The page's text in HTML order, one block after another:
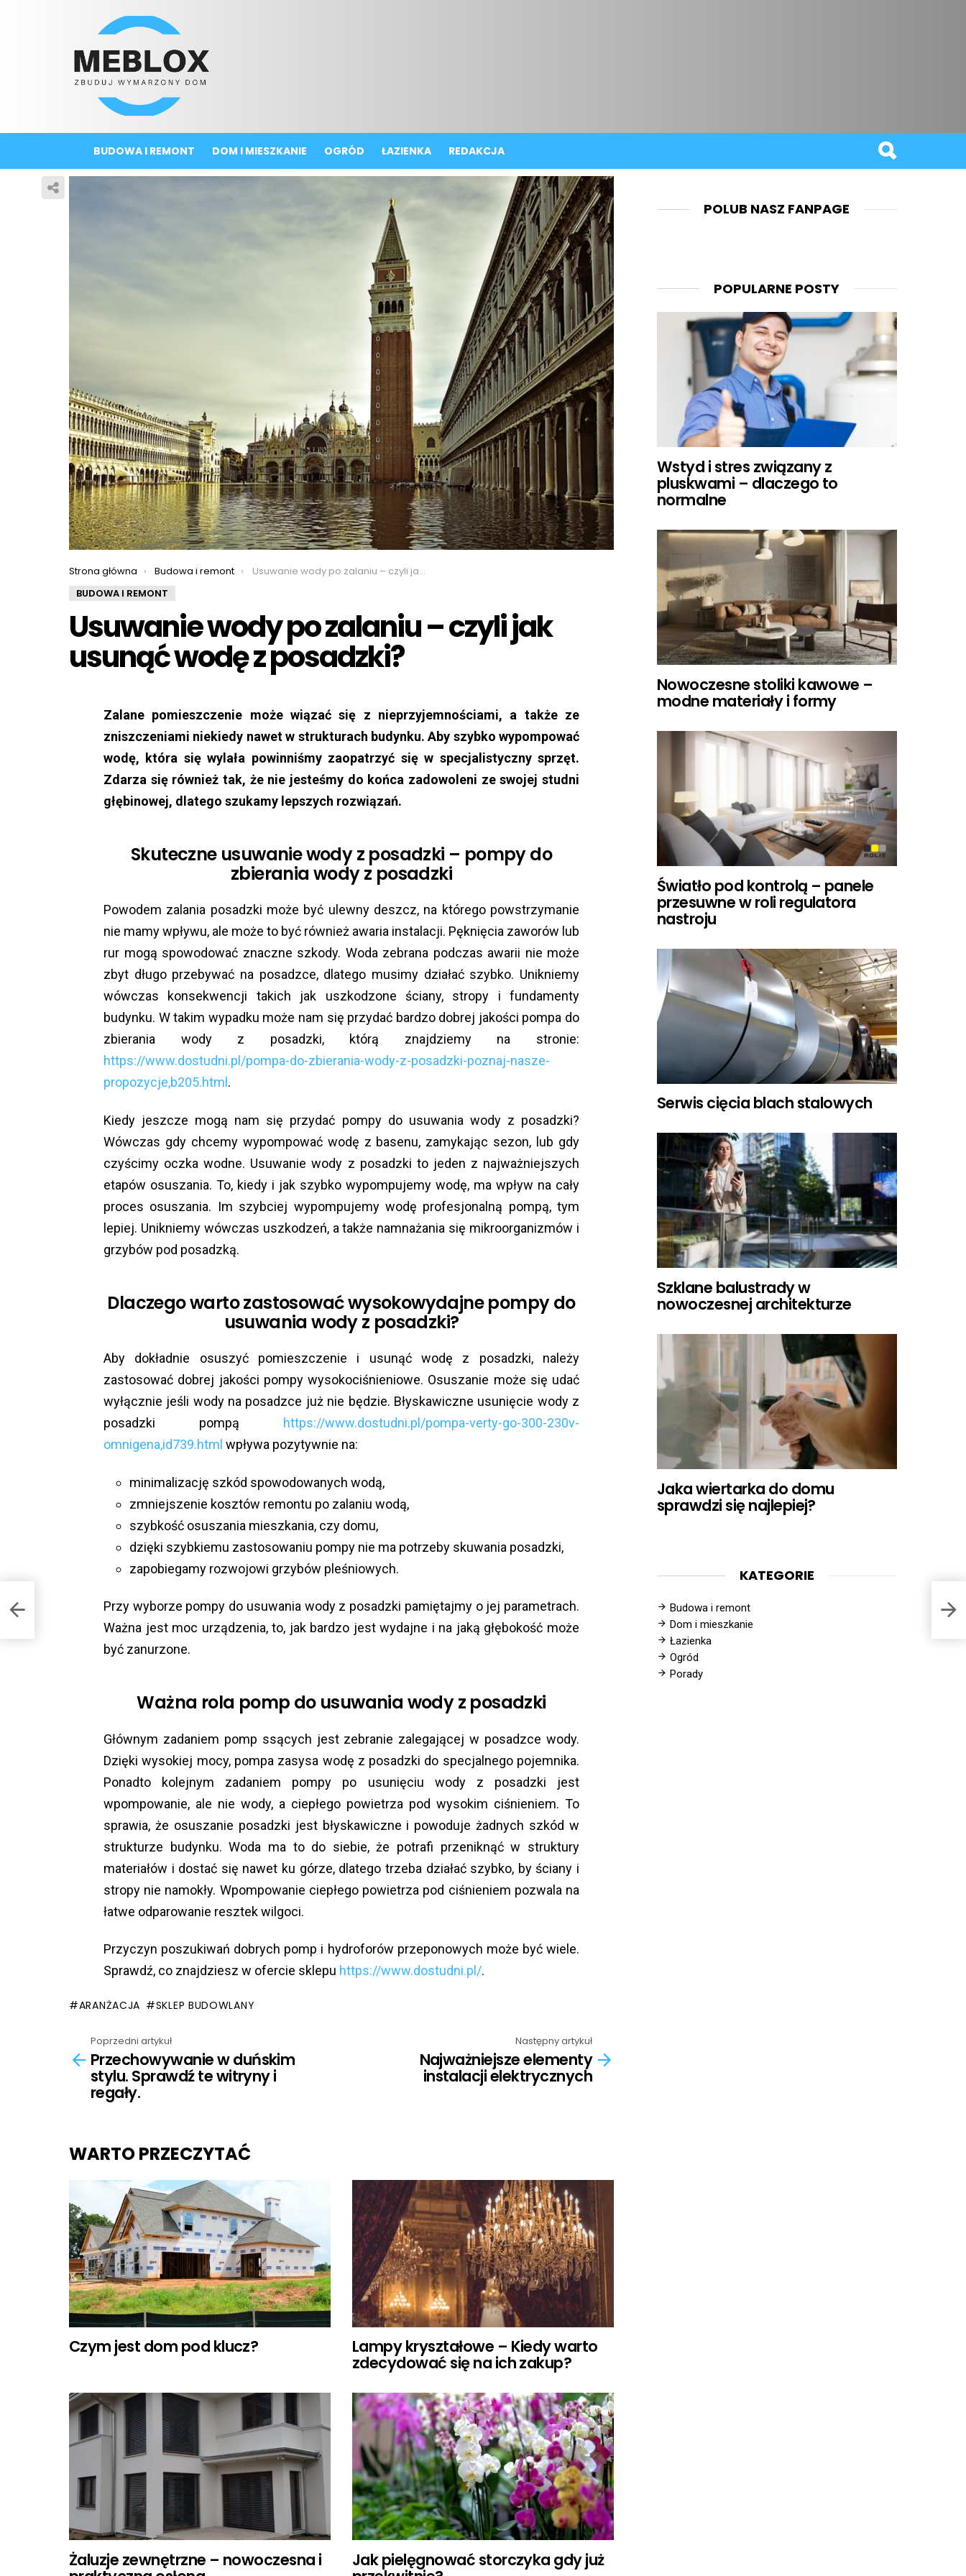
BUDOWA I REMONT DOM I MIESZKANIE OGRÓD ŁAZIENKA REDAKCJA
You are here:
Strona główna Budowa i remont
Usuwanie wody po zalaniu – czyli jak usunąć wodę z posadzki?
BUDOWA I REMONT
Usuwanie wody po zalaniu – czyli jak
usunąć wodę z posadzki?
Zalane pomieszczenie może wiązać się z nieprzyjemnościami, a także ze
zniszczeniami niekiedy nawet w strukturach budynku. Aby szybko wypompować
wodę, która się wylała powinniśmy zaopatrzyć się w specjalistyczny sprzęt.
Zdarza się również tak, że nie jesteśmy do końca zadowoleni ze swojej studni
głębinowej, dlatego szukamy lepszych rozwiązań.
Skuteczne usuwanie wody z posadzki – pompy do
zbierania wody z posadzki
Powodem zalania posadzki może być ulewny deszcz, na którego powstrzymanie
nie mamy wpływu, ale może to być również awaria instalacji. Pęknięcia zaworów lub
rur mogą spowodować znaczne szkody. Woda zebrana podczas awarii nie może
zbyt długo przebywać na posadzce, dlatego musimy działać szybko. Unikniemy
wówczas konsekwencji takich jak uszkodzone ściany, stropy i fundamenty
budynku. W takim wypadku może nam się przydać bardzo dobrej jakości pompa do
zbierania wody z posadzki, którą znajdziemy na stronie:
https://www.dostudni.pl/pompa-do-zbierania-wody-z-posadzki-poznaj-nasze-
propozycje,b205.html .
Kiedy jeszcze mogą nam się przydać pompy do usuwania wody z posadzki?
Wówczas gdy chcemy wypompować wodę z basenu, zamykając sezon, lub gdy
czyścimy oczka wodne. Usuwanie wody z posadzki to jeden z najważniejszych
etapów osuszania. To, kiedy i jak szybko wypompujemy wodę, ma wpływ na cały
proces osuszania. Im szybciej wypompujemy wodę profesjonalną pompą, tym
lepiej. Unikniemy wówczas uszkodzeń, a także namnażania się mikroorganizmów i
grzybów pod posadzką.
Dlaczego warto zastosować wysokowydajne pompy do
usuwania wody z posadzki?
Aby dokładnie osuszyć pomieszczenie i usunąć wodę z posadzki, należy
zastosować dobrej jakości pompy wysokociśnieniowe. Osuszanie może się udać
wyłącznie jeśli wody na posadzce już nie będzie. Błyskawiczne usunięcie wody z
posadzki pompą https://www.dostudni.pl/pompa-verty-go-300-230v-
omnigena,id739.html wpływa pozytywnie na:
minimalizację szkód spowodowanych wodą,
zmniejszenie kosztów remontu po zalaniu wodą,
szybkość osuszania mieszkania, czy domu,
dzięki szybkiemu zastosowaniu pompy nie ma potrzeby skuwania posadzki,
zapobiegamy rozwojowi grzybów pleśniowych.
Przy wyborze pompy do usuwania wody z posadzki pamiętajmy o jej parametrach.
Ważna jest moc urządzenia, to, jak bardzo jest wydajne i na jaką głębokość może
być zanurzone.
Ważna rola pomp do usuwania wody z posadzki
Głównym zadaniem pomp ssących jest zebranie zalegającej w posadzce wody.
Dzięki wysokiej mocy, pompa zasysa wodę z posadzki do specjalnego pojemnika.
Ponadto kolejnym zadaniem pompy po usunięciu wody z posadzki jest
wpompowanie, ale nie wody, a ciepłego powietrza pod wysokim ciśnieniem. To
sprawia, że osuszanie posadzki jest błyskawiczne i powoduje żadnych szkód w
strukturze budynku. Woda ma to do siebie, że potrafi przeniknąć w struktury
materiałów i dostać się nawet ku górze, dlatego trzeba działać szybko, by ściany i
stropy nie namokły. Wpompowanie ciepłego powietrza pod ciśnieniem pozwala na
łatwe odparowanie resztek wilgoci.
Przyczyn poszukiwań dobrych pomp i hydroforów przeponowych może być wiele.
Sprawdź, co znajdziesz w ofercie sklepu https://www.dostudni.pl/.
ARANŻACJA SKLEP BUDOWLANY
more
Poprzedni artykuł
Przechowywanie w duńskim
stylu. Sprawdź te witryny i
regały.
Następny artykuł
Najważniejsze elementy
instalacji elektrycznych
WARTO PRZECZYTAĆ
Czym jest dom pod klucz? Lampy kryształowe – Kiedy warto
zdecydować się na ich zakup?
Żaluzje zewnętrzne – nowoczesna i Jak pielęgnować storczyka gdy już
POLUB NASZ FANPAGE
POPULARNE POSTY
Wstyd i stres związany z
pluskwami – dlaczego to
normalne
Nowoczesne stoliki kawowe –
modne materiały i formy
Światło pod kontrolą – panele
przesuwne w roli regulatora
nastroju
Serwis cięcia blach stalowych
Szklane balustrady w
nowoczesnej architekturze
Jaka wiertarka do domu
sprawdzi się najlepiej?
KATEGORIE
Budowa i remont
Dom i mieszkanie
Łazienka
Ogród
Porady